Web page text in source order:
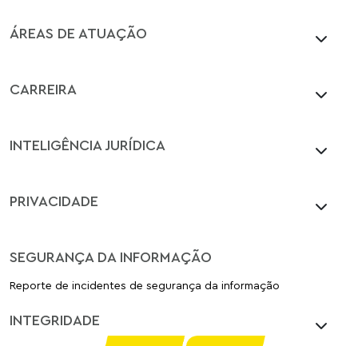
ÁREAS DE ATUAÇÃO
CARREIRA
INTELIGÊNCIA JURÍDICA
PRIVACIDADE
SEGURANÇA DA INFORMAÇÃO
Reporte de incidentes de segurança da informação
INTEGRIDADE